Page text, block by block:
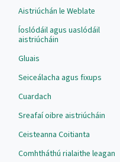
Aistriúchán le Weblate
Íoslódáil agus uaslódáil
aistriúcháin
Gluais
Seiceálacha agus fixups
Cuardach
Sreafaí oibre aistriúcháin
Ceisteanna Coitianta
Comhtháthú rialaithe leagan